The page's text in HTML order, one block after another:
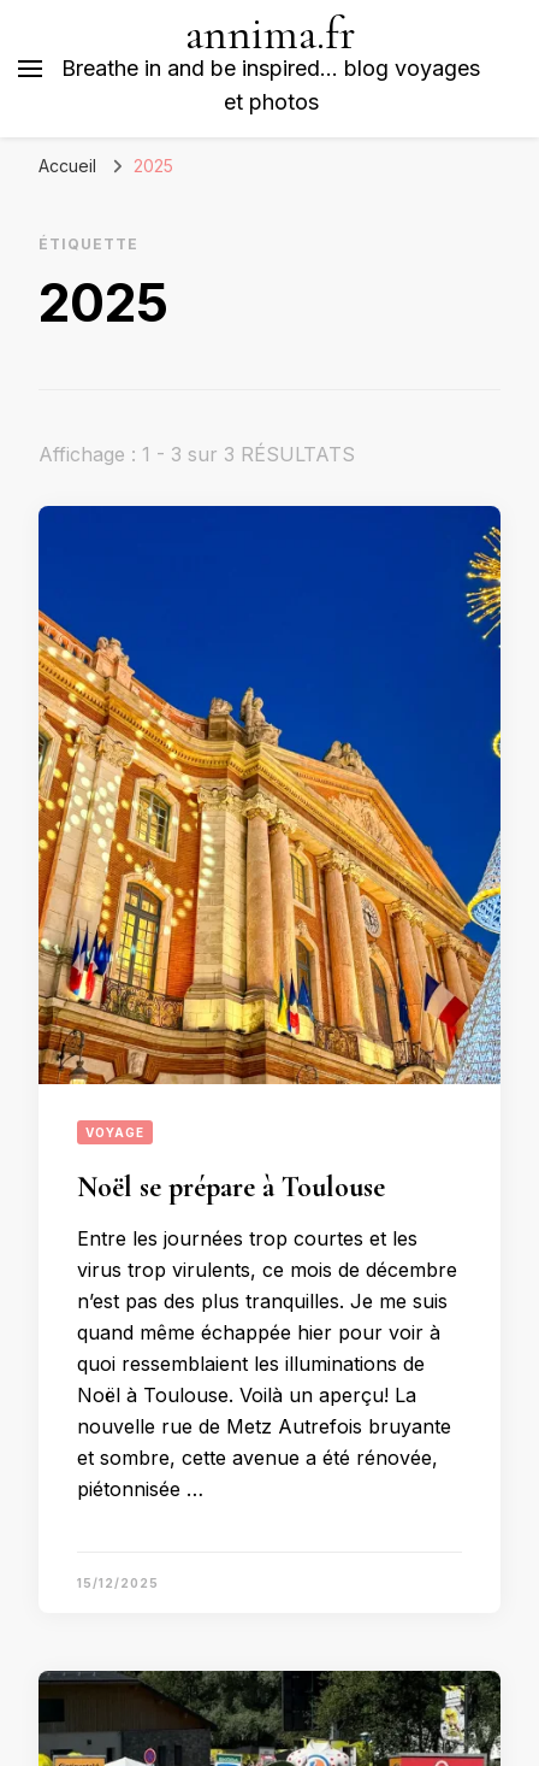
annima.fr
Breathe in and be inspired… blog voyages
et photos
Accueil 2025
ÉTIQUETTE
2025
Affichage : 1 - 3 sur 3 RÉSULTATS
VOYAGE
Noël se prépare à Toulouse
Entre les journées trop courtes et les
virus trop virulents, ce mois de décembre
n’est pas des plus tranquilles. Je me suis
quand même échappée hier pour voir à
quoi ressemblaient les illuminations de
Noël à Toulouse. Voilà un aperçu! La
nouvelle rue de Metz Autrefois bruyante
et sombre, cette avenue a été rénovée,
piétonnisée …
15/12/2025